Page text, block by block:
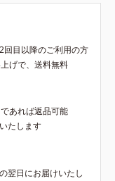
回目以降のご利用の方
げで、送料無料
あれば返品可能
たします
翌日にお届けいたし